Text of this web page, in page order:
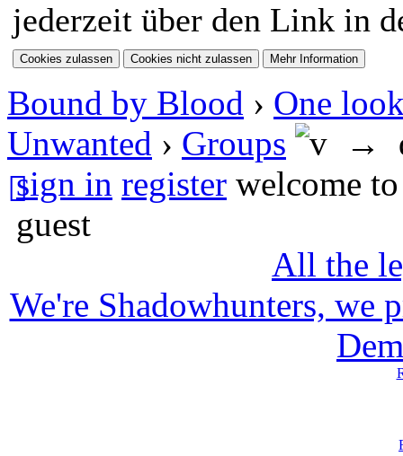
jederzeit über den Link in
Bound by Blood › One
Unwanted › Groups →
sign in register welcome
guest
All the
We're Shadowhunters, we